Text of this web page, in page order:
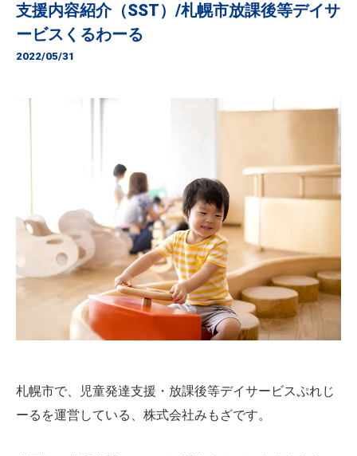
支援内容紹介（SST）/札幌市放課後等デイサ
ービスくるわーる
2022/05/31
札幌市で、児童発達支援・放課後等デイサービスぷれじ
ーるを運営している、株式会社みもざです。